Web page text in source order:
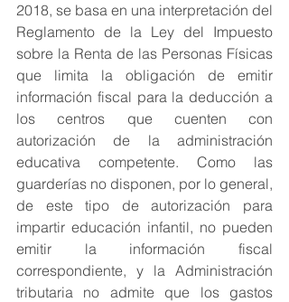
2018, se basa en una interpretación del
Reglamento de la Ley del Impuesto
sobre la Renta de las Personas Físicas
que limita la obligación de emitir
información fiscal para la deducción a
los centros que cuenten con
autorización de la administración
educativa competente. Como las
guarderías no disponen, por lo general,
de este tipo de autorización para
impartir educación infantil, no pueden
emitir la información fiscal
correspondiente, y la Administración
tributaria no admite que los gastos